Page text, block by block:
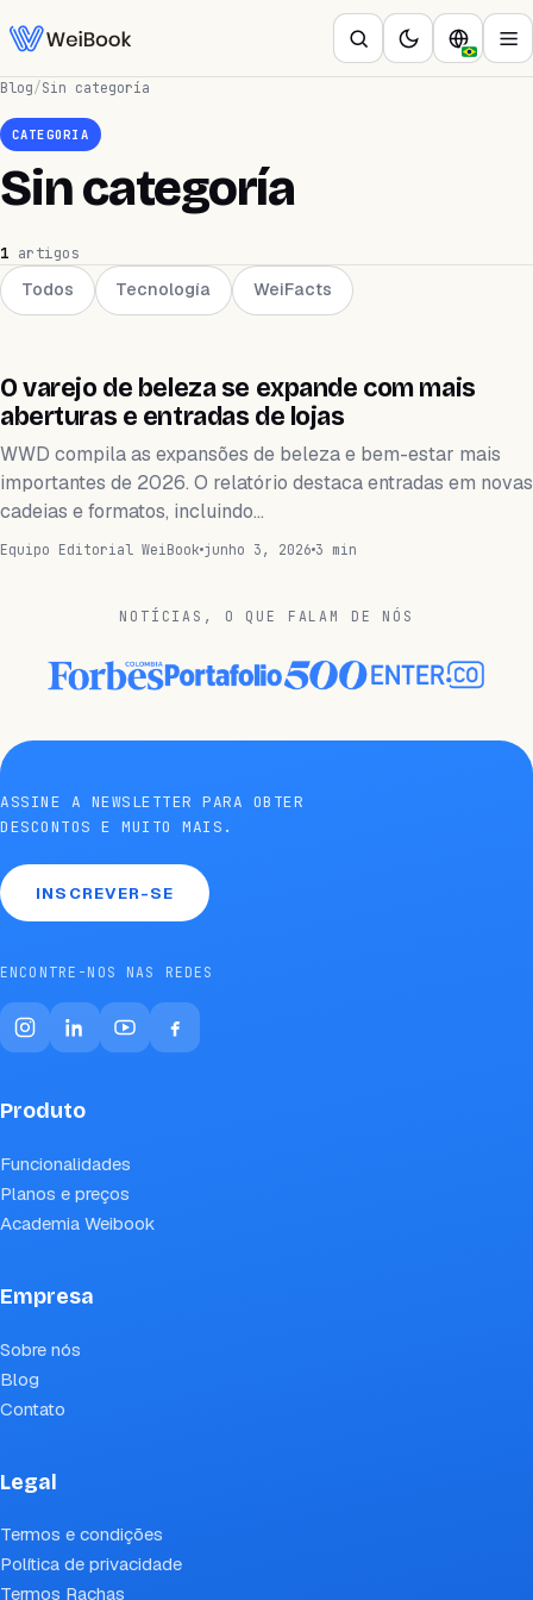
Blog/Sin categoría
CATEGORIA
Sin categoría
1 artigos
Todos Tecnología WeiFacts
SIN CATEGORÍA
O varejo de beleza se expande com mais
aberturas e entradas de lojas
WWD compila as expansões de beleza e bem-estar mais
importantes de 2026. O relatório destaca entradas em novas
cadeias e formatos, incluindo…
Equipo Editorial WeiBook junho 3, 2026 3 min
NOTÍCIAS, O QUE FALAM DE NÓS
ASSINE A NEWSLETTER PARA OBTER
DESCONTOS E MUITO MAIS.
INSCREVER-SE
ENCONTRE-NOS NAS REDES
Produto
Funcionalidades
Planos e preços
Academia Weibook
Empresa
Sobre nós
Blog
Contato
Legal
Termos e condições
Política de privacidade
Termos Rachas